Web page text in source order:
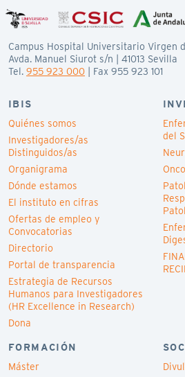
Campus Hospital Universitario Virgen
Avda. Manuel Siurot s/n | 41013 Sevilla
Tel. 955 923 000 | Fax 955 923 101
IBIS
Quiénes somos
Investigadores/as
Distinguidos/as
Organigrama
Dónde estamos
El instituto en cifras
Ofertas de empleo y
Convocatorias
Directorio
Portal de transparencia
Estrategia de Recursos
Humanos para Investigadores
(HR Excellence in Research)
Dona
del
FORMACIÓN
Máster